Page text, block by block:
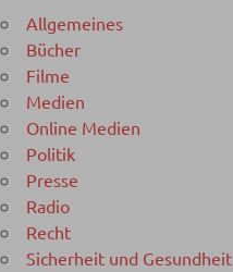
Allgemeines
Bücher
Filme
Medien
Online Medien
Politik
Presse
Radio
Recht
Sicherheit und Gesundheit